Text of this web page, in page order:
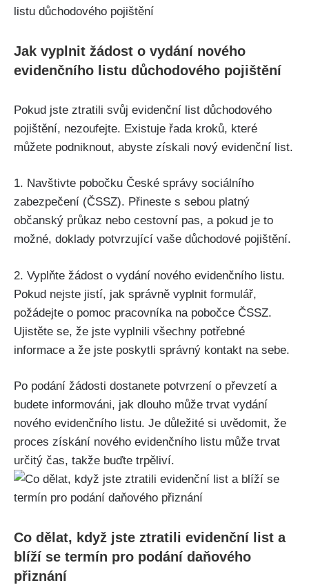
Jak vyplnit žádost o vydání nového
evidenčního listu důchodového pojištění
Pokud jste ztratili svůj evidenční list důchodového
pojištění, nezoufejte. Existuje řada kroků, které
můžete podniknout, abyste získali nový evidenční list.
1. Navštivte pobočku České správy sociálního
zabezpečení (ČSSZ). Přineste s sebou platný
občanský průkaz nebo cestovní pas, a pokud je to
možné, doklady potvrzující vaše důchodové pojištění.
2. Vyplňte žádost o vydání nového evidenčního listu.
Pokud nejste jistí, jak správně vyplnit formulář,
požádejte o pomoc pracovníka na pobočce ČSSZ.
Ujistěte se, že jste vyplnili všechny potřebné
informace a že jste poskytli správný kontakt na sebe.
Po podání žádosti dostanete potvrzení o převzetí a
budete informováni, jak dlouho může trvat vydání
nového evidenčního listu. Je důležité si uvědomit, že
proces získání nového evidenčního listu může trvat
určitý čas, takže buďte trpěliví.
Co dělat, když jste ztratili evidenční list a
blíží se termín pro podání daňového
přiznání